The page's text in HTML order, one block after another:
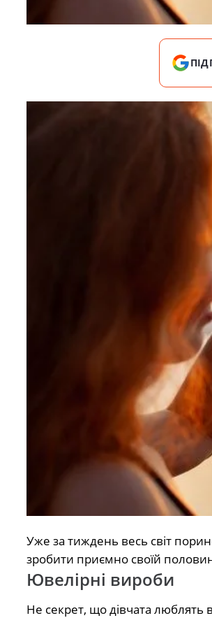
Уже за тиждень весь світ
зробити приємно своїй
Ювелірні вироби
Не секрет, що дівчата